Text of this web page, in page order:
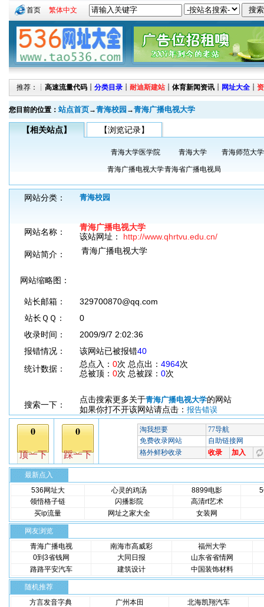
首页 繁体中文
推荐：┊ 高速流量代码 ┊ 分类目录 ┊ 耐迪斯建站 ┊ 体育新闻资讯 ┊ 网址大全 ┊
您目前的位置： 站点首页→青海校园 →青海广播电视大学
【相关站点】 【浏览记录】
青海大学医学院 青海大学 青海师范大学
青海广播电视大学青海省广播电视局
网站分类： 青海校园
网站名称：
青海广播电视大学
该站网址： http://www.qhrtvu.edu.cn/
网站简介：
青海广播电视大学
网站缩略图：
站长邮箱：
329700870@qq.com
站长ＱＱ：
0
收录时间：
2009/9/7 2:02:36
报错情况：
该网站已被报错40
统计数据：
总点入： 0次 总点出： 4964次
总被顶： 0次 总被踩： 0次
搜索一下：
点击搜索更多关于青海广播电视大学的网站
如果你打不开该网站请点击： 报告错误
最新点入
536网址大
心灵的鸡汤 8899电影
领悟格子链
闪播影院
高清rt艺术
买ip流量
网址之家大全 女装网
网友浏览
青海广播电视
南海市高威彩
福州大学
0到3省钱网
大同日报
山东省省情网
路路平安汽车
建筑设计 中国装饰材料
随机推荐
方言发音字典
广州本田
北海凯翔汽车